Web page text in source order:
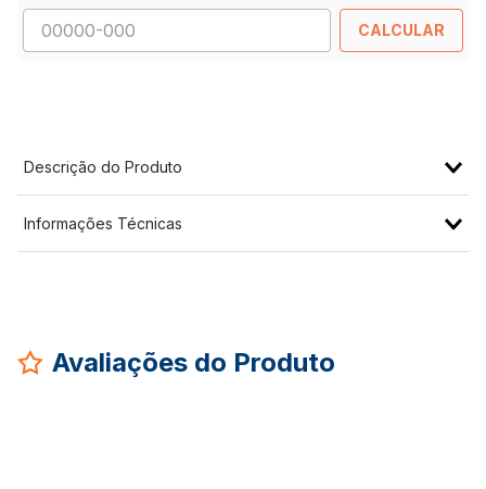
CALCULAR
Descrição do Produto
Informações Técnicas
Avaliações do Produto